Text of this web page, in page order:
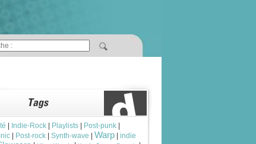
Indie-Rock Playlists Post-punk
Post-rock Synth-wave Warp
indie